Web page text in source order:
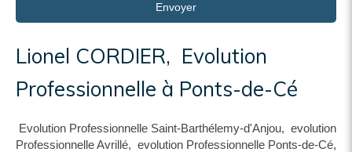
Envoyer
Lionel CORDIER, Evolution
Professionnelle à Ponts-de-Cé
Evolution Professionnelle Saint-Barthélemy-d'Anjou, evolution
Professionnelle Avrillé, evolution Professionnelle Ponts-de-Cé,